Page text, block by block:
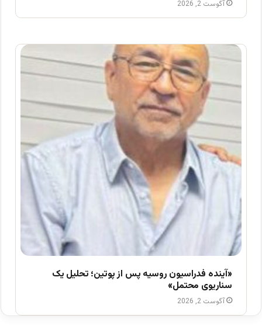
آگوست 2, 2026
«آینده فدراسیون روسیه پس از پوتین؛ تحلیل یک
سناریوی محتمل»
آگوست 2, 2026